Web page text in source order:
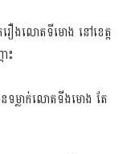
ឿងលោតទីមោង នៅខេត្ត
ះ
ទម្លាក់លោតទីងមោង តែ